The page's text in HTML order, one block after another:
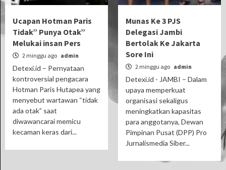
Ucapan Hotman Paris
Tidak” Punya Otak”
Melukai insan Pers
2 minggu ago admin
Detexi.id – Pernyataan
kontroversial pengacara
Hotman Paris Hutapea yang
menyebut wartawan “tidak
ada otak” saat
diwawancarai memicu
kecaman keras dari...
Munas Ke 3 PJS
Delegasi Jambi
Bertolak Ke Jakarta
Sore Ini
2 minggu ago admin
Detexi.id - JAMBI – Dalam
upaya memperkuat
organisasi sekaligus
meningkatkan kapasitas
para anggotanya, Dewan
Pimpinan Pusat (DPP) Pro
Jurnalismedia Siber...